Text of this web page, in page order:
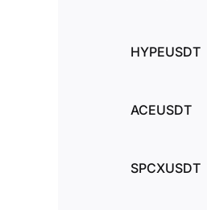
HYPEUSDT
ACEUSDT
SPCXUSDT